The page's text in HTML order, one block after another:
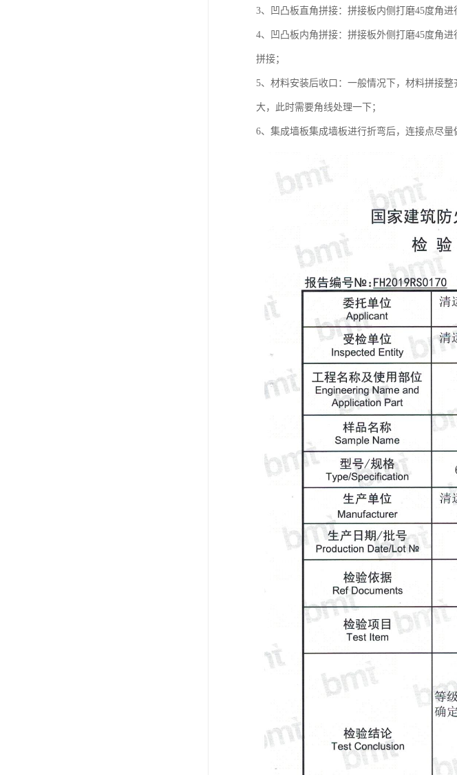
3、凹凸板直角拼接：拼接板内侧打磨45度角
4、凹凸板内角拼接：拼接板外侧打磨45度角
拼接；
5、材料安装后收口：一般情况下，材料拼接
大，此时需要角线处理一下；
6、集成墙板集成墙板进行折弯后，连接点尽量